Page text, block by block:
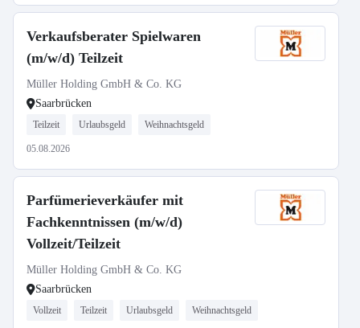
Verkaufsberater Spielwaren
(m/w/d) Teilzeit
Müller Holding GmbH & Co. KG
Saarbrücken
Teilzeit Urlaubsgeld Weihnachtsgeld
05.08.2026
Parfümerieverkäufer mit
Fachkenntnissen (m/w/d)
Vollzeit/Teilzeit
Müller Holding GmbH & Co. KG
Saarbrücken
Vollzeit Teilzeit Urlaubsgeld Weihnachtsgeld